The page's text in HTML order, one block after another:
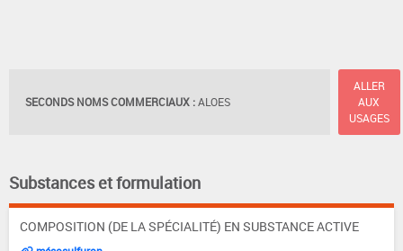
SECONDS NOMS COMMERCIAUX :ALOES
ALLER
AUX
USAGES
Substances et formulation
COMPOSITION (DE LA SPÉCIALITÉ) EN SUBSTANCE ACTIVE